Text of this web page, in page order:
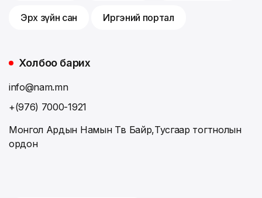
Эрх зүйн сан Иргэний портал
Холбоо барих
info@nam.mn
+(976) 7000-1921
Монгол Ардын Намын Төв Байр,Тусгаар тогтнолын
ордон